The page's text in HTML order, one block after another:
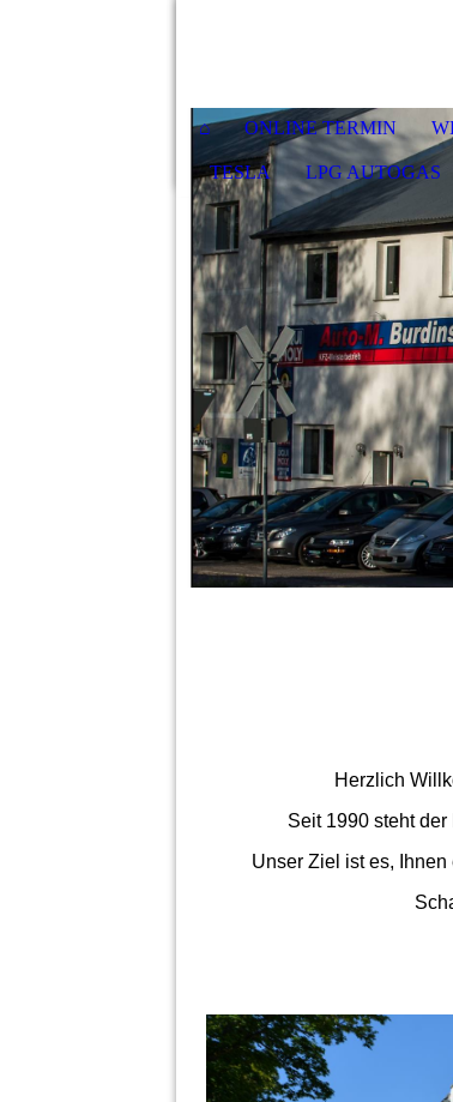
⌂ ONLINE TERMIN
TESLA LPG AUTOGAS
Herzlich
Seit 1990 steht
Unser Ziel ist es,